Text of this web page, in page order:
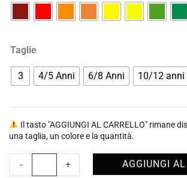
Taglie
3 4/5 Anni 6/8 Anni 10/12 anni
Il tasto "AGGIUNGI AL CARRELLO" rimane
una taglia, un colore e la quantità.
- + AGGIUNGI